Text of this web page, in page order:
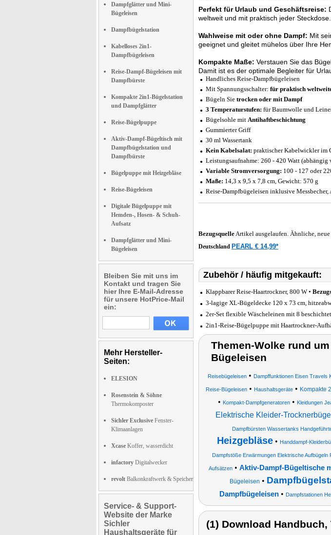
Dampfglätter und Mini-
Bügeleisen
Dampfbügelstation
Kabelloses 2in1-
Dampfbügeleisen
Reise-Dampf-Bügeleisen mit
Dampfbürste
Kompakte 2in1-Bügelstation
und Dampfglätter
Reise-Bügelpuppe
Aktiv-Dampf-Bügeltisch mit
Dampfbügelstation und
Dampfbürste
Bügelpuppe mit Heizgebläse
Reise-Bügeleisen
Digitale Bügelpuppe mit
Hemden-, Hosen- & Schuh-
Aufsatz
Dampfglätter und Mini-
Bügeleisen
Bleiben Sie mit uns im
Kontakt und tragen Sie
hier Ihre E-Mail-Adresse
für unsere HotPrice-Mail
ein:
Mehr Hersteller-
Seiten:
ELESION
Rosenstein & Söhne
Thermokomposter
Sichler Exclusive Fenster-
Klimaanlagen
Xcase Koffer, wasserdicht
infactory Digitalwecker
revolt Balkonkraftwerk & Speicher
Service- & Support-
Website der Marke
Sichler
Haushaltsgeräte für
Perfekt für Urlaub und Geschäftsreise:
weltweit und mit praktisch jeder Steckdose.
Wahlweise mit oder ohne Dampf: Mit
geeignet und gleitet mühelos über Ihre
Kompakte Maße: Verstauen Sie das
Damit ist es der optimale Begleiter für
Handliches Reise-Dampfbügeleisen
Mit Spannungsschalter: für praktisch
Bügeln Sie trocken oder mit Dampf
3 Temperaturstufen: für Baumwolle und
Bügelsohle mit Antihaftbeschichtung
Gummierter Griff
30 ml Wassertank
Kein Kabelsalat: praktischer Kabelwickler im
Leistungsaufnahme: 260 - 420 Watt
Variable Stromversorgung: 100 - 127 oder
Maße: 14,3 x 9,5 x 7,8 cm, Gewicht: 570 g
Reise-Dampfbügeleisen inklusive
BezugsquelleArtikel ausgelaufen. Ähnliche,
Deutschland PEARL € 14,99*
Zubehör / häufig mitgekauft:
Klappbarer Reise-Haartrockner, 800 W •
3-lagige XL-Bügeldecke 120 x 73 cm,
2er-Set flexible Wäscheleinen mit 8
2in1-Reise-Bügelpuppe mit Haartrockner-
Themen-Wolke rund
Bügeleisen
Reisebügeleisen• Dampffunktionen Eisen Travels
Reise-Bügeleisen • Haushaltsgeräte • Kompakte
• Kompakt-Dampfgeneratoren • Kleidungen
Elektrische Kleider-Trocknerbügel
Dampfbürsten Wassertanks
Heizgebläse• Handdampf-
Dampfstöße Erwärmungen Elektrische Aufbügeln
Aufsätzen• Aktiv-Dampf-Bügeltische
Bügeleisen •
Dampfbügeleisen • Dampfstationen
(1) Download